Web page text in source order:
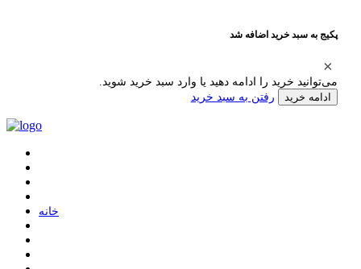
پکیج به سبد خرید اضافه شد
می‌توانید خرید را ادامه دهید یا وارد سبد خرید شوید.
ادامه خرید رفتن به سبد خرید
ﺧﺎﻧﻪ